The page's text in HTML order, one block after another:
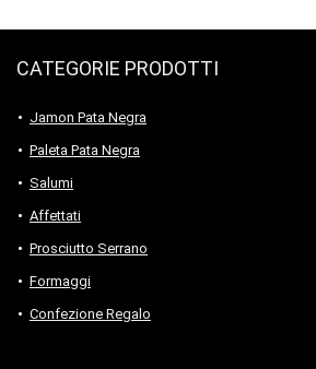
CATEGORIE PRODOTTI
Jamon Pata Negra
Paleta Pata Negra
Salumi
Affettati
Prosciutto Serrano
Formaggi
Confezione Regalo